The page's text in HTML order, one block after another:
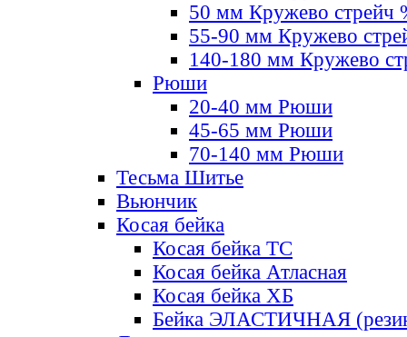
50 мм Кружево стрейч
55-90 мм Кружево
140-180 мм Кружево
Рюши
20-40 мм Рюши
45-65 мм Рюши
70-140 мм Рюши
Тесьма Шитье
Вьюнчик
Косая бейка
Косая бейка ТС
Косая бейка Атласная
Косая бейка ХБ
Бейка ЭЛАСТИЧНАЯ